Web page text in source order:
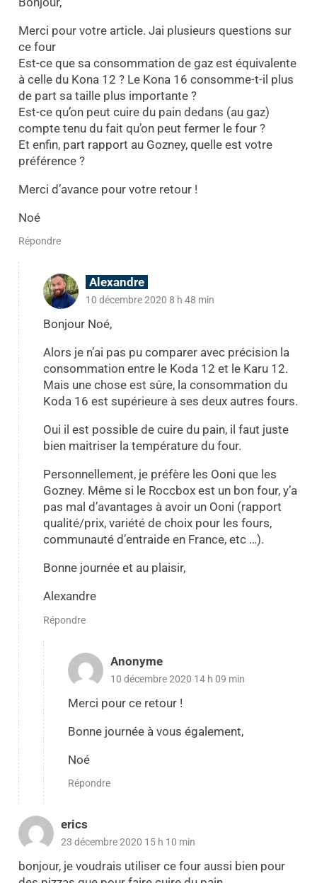
Merci pour votre article. Jai plusieurs questions sur
ce four
Est-ce que sa consommation de gaz est équivalente
à celle du Kona 12 ? Le Kona 16 consomme-t-il plus
de part sa taille plus importante ?
Est-ce qu’on peut cuire du pain dedans (au gaz)
compte tenu du fait qu’on peut fermer le four ?
Et enfin, part rapport au Gozney, quelle est votre
préférence ?
Merci d’avance pour votre retour !
Noé
Répondre
Alexandre
10 décembre 2020 8 h 48 min
Bonjour Noé,
Alors je n’ai pas pu comparer avec précision la
consommation entre le Koda 12 et le Karu 12.
Mais une chose est sûre, la consommation du
Koda 16 est supérieure à ses deux autres fours.
Oui il est possible de cuire du pain, il faut juste
bien maitriser la température du four.
Personnellement, je préfère les Ooni que les
Gozney. Même si le Roccbox est un bon four, y’a
pas mal d’avantages à avoir un Ooni (rapport
qualité/prix, variété de choix pour les fours,
communauté d’entraide en France, etc …).
Bonne journée et au plaisir,
Alexandre
Répondre
Anonyme
10 décembre 2020 14 h 09 min
Merci pour ce retour !
Bonne journée à vous également,
Noé
Répondre
erics
23 décembre 2020 15 h 10 min
bonjour, je voudrais utiliser ce four aussi bien pour